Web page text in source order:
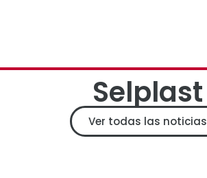
Selplast
Ver todas las noticias